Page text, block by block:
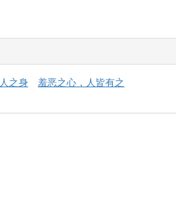
之身
羞恶之心，人皆有之